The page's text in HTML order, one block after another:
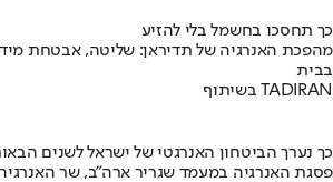
כך תחסכו בחשמל בלי להזיע
מהפכת האנרגיה של תדיראן: שליטה, אבטחת
בבית
בשיתוף TADIRAN
כך נערך הביטחון האנרגטי של ישראל לשנים
פסגת האנרגיה במעמד שגריר ארה"ב, שר